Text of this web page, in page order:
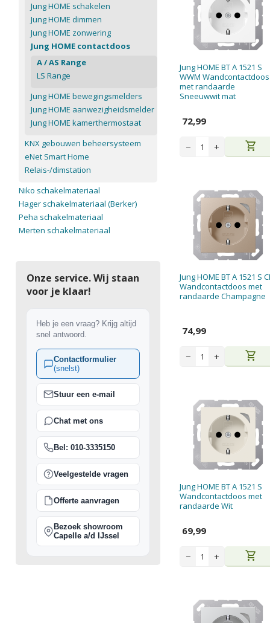
Jung HOME BT A 1521 S
WWM Wandcontactdoos
met randaarde
Sneeuwwit mat
72,99
− + shopping_cart
Jung HOME BT A 1521 S
Wandcontactdoos met
randaarde Champagne
74,99
− + shopping_cart
Jung HOME BT A 1521 S
Wandcontactdoos met
randaarde Wit
69,99
− + shopping_cart
Jung HOME schakelen
Jung HOME dimmen
Jung HOME zonwering
Jung HOME contactdoos
A / AS Range
LS Range
Jung HOME bewegingsmelders
Jung HOME aanwezigheidsmelder
Jung HOME kamerthermostaat
KNX gebouwen beheersysteem
eNet Smart Home
Relais-/dimstation
Niko schakelmateriaal
Hager schakelmateriaal (Berker)
Peha schakelmateriaal
Merten schakelmateriaal
Onze service. Wij staan
voor je klaar!
Heb je een vraag? Krijg altijd
snel antwoord.
Contactformulier
(snelst)
Stuur een e-mail
Chat met ons
Bel: 010-3335150
Veelgestelde vragen
Offerte aanvragen
Bezoek showroom
Capelle a/d IJssel